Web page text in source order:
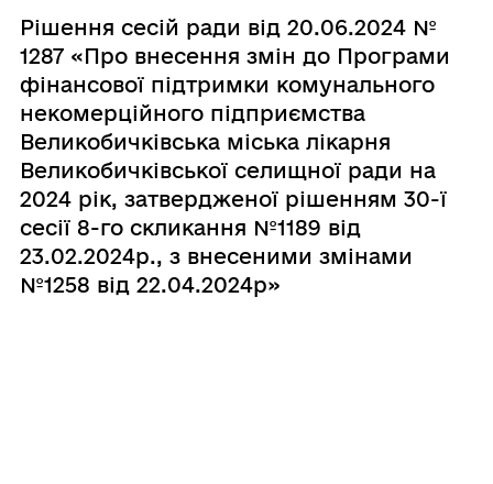
Рішення сесій ради від 20.06.2024 №
1287 «Про внесення змін до Програми
фінансової підтримки комунального
некомерційного підприємства
Великобичківська міська лікарня
Великобичківської селищної ради на
2024 рік, затвердженої рішенням 30-ї
сесії 8-го скликання №1189 від
23.02.2024р., з внесеними змінами
№1258 від 22.04.2024р»